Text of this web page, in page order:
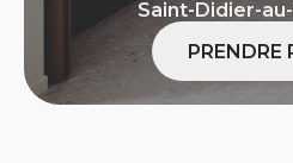
Saint-Didier-
PRENDRE